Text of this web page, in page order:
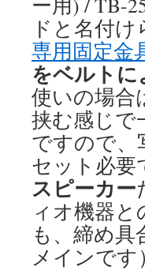
ドと名付け
専用固定金
をベルト
使いの場合
挟む感じで
ですので、
セット必要
スピーカー
ィオ機器
も、締め
メインで